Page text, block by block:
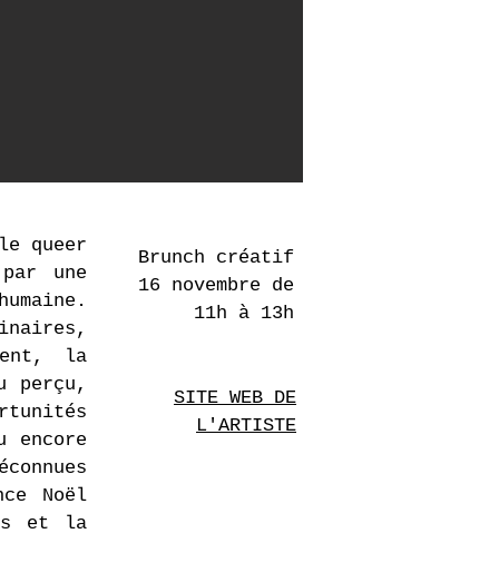
Brunch créatif
16 novembre de
11h à 13h
queer
une
la
perçu,
encore
Noël
et la
SITE WEB DE
L'ARTISTE